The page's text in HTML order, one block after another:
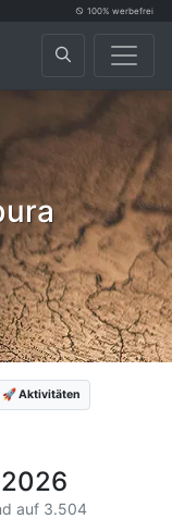
100% werbefrei
🚀 Aktivitäten
auf 3.504